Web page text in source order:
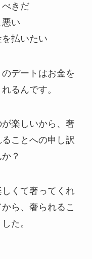
べきだ
悪い
払いたい
デートはお金を
るんです。
楽しいから、奢
ことへの申し訳
？
くて奢ってくれ
ら、奢られるこ
た。